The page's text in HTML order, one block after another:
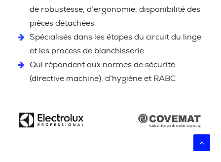
de robustesse, d’ergonomie, disponibilité des
pièces détachées
Spécialisés dans les étapes du circuit du linge
et les process de blanchisserie
Qui répondent aux normes de sécurité
(directive machine), d’hygiène et RABC